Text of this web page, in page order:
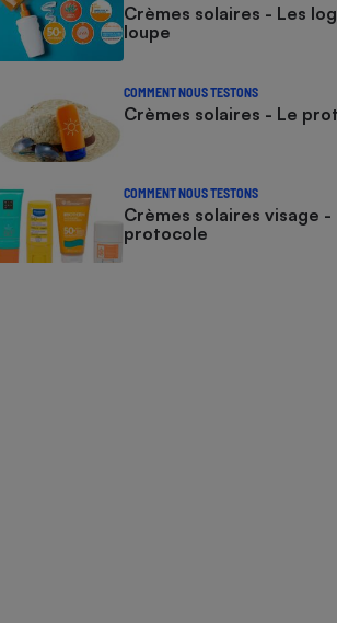
Crèmes solaires - Les
loupe
COMMENT NOUS TESTONS
Crèmes solaires - Le
COMMENT NOUS TESTONS
Crèmes solaires visage -
protocole